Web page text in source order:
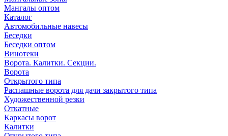
Мангалы оптом
Каталог
Автомобильные навесы
Беседки
Беседки оптом
Винотеки
Ворота. Калитки. Секции.
Ворота
Открытого типа
Распашные ворота для дачи закрытого типа
Художественной резки
Откатные
Каркасы ворот
Калитки